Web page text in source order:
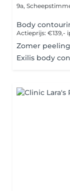
9a,
Body
Zomer peeling
Exilis body